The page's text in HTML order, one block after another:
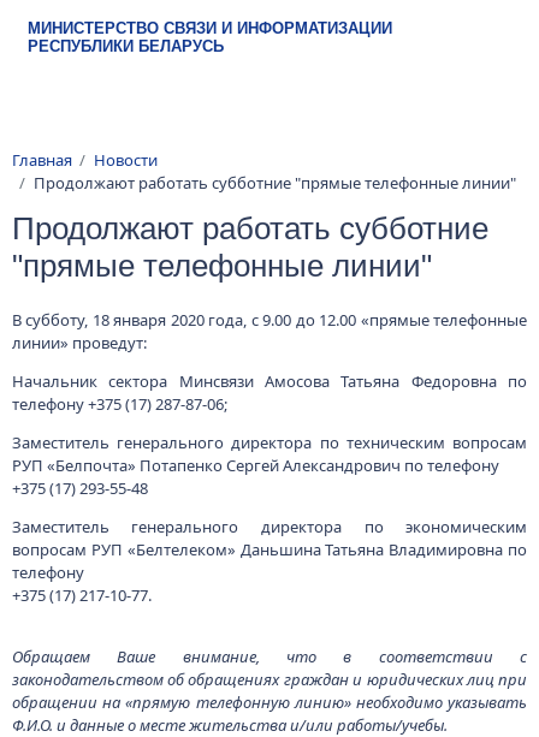
МИНИСТЕРСТВО СВЯЗИ И ИНФОРМАТИЗАЦИИ
РЕСПУБЛИКИ БЕЛАРУСЬ
Строка навигации
Главная
Новости
Продолжают работать субботние "прямые телефонные линии"
Продолжают работать субботние
"прямые телефонные линии"
В субботу, 18 января 2020 года, с 9.00 до 12.00 «прямые телефонные
линии» проведут:
Начальник сектора Минсвязи Амосова Татьяна Федоровна по
телефону +375 (17) 287-87-06;
Заместитель генерального директора по техническим вопросам
РУП «Белпочта» Потапенко Сергей Александрович по телефону
+375 (17) 293-55-48
Заместитель генерального директора по экономическим
вопросам РУП «Белтелеком» Даньшина Татьяна Владимировна по
телефону
+375 (17) 217-10-77.
Обращаем Ваше внимание, что в соответствии с
законодательством об обращениях граждан и юридических лиц при
обращении на «прямую телефонную линию» необходимо указывать
Ф.И.О. и данные о месте жительства и/или работы/учебы.